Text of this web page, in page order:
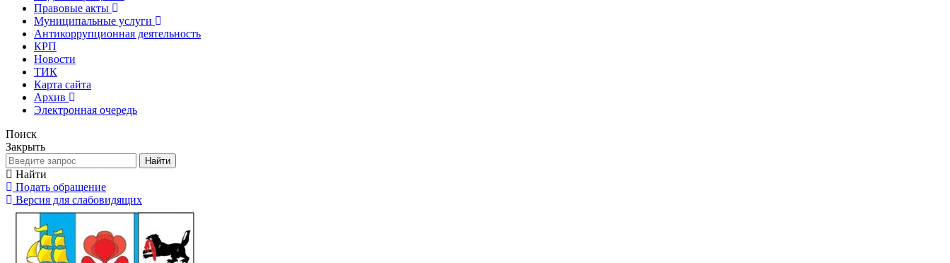
Правовые акты
Муниципальные услуги
Антикоррупционная деятельность
КРП
Новости
ТИК
Карта сайта
Архив
Электронная очередь
Поиск
Закрыть
Найти
Найти
Подать обращение
Версия для слабовидящих